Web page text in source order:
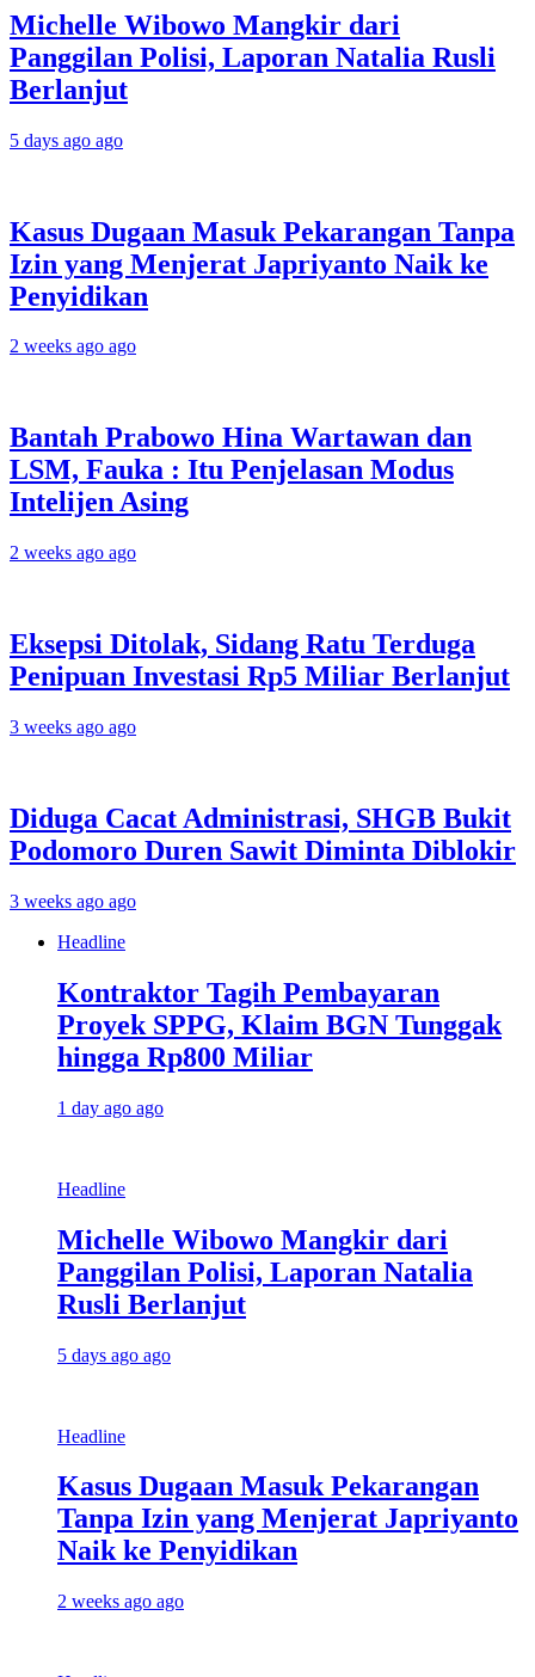
Michelle Wibowo Mangkir dari
Panggilan Polisi, Laporan Natalia Rusli
Berlanjut
5 days ago ago
Kasus Dugaan Masuk Pekarangan Tanpa
Izin yang Menjerat Japriyanto Naik ke
Penyidikan
2 weeks ago ago
Bantah Prabowo Hina Wartawan dan
LSM, Fauka : Itu Penjelasan Modus
Intelijen Asing
2 weeks ago ago
Eksepsi Ditolak, Sidang Ratu Terduga
Penipuan Investasi Rp5 Miliar Berlanjut
3 weeks ago ago
Diduga Cacat Administrasi, SHGB Bukit
Podomoro Duren Sawit Diminta Diblokir
3 weeks ago ago
Headline
Kontraktor Tagih Pembayaran
Proyek SPPG, Klaim BGN Tunggak
hingga Rp800 Miliar
1 day ago ago
Headline
Michelle Wibowo Mangkir dari
Panggilan Polisi, Laporan Natalia
Rusli Berlanjut
5 days ago ago
Headline
Kasus Dugaan Masuk Pekarangan
Tanpa Izin yang Menjerat Japriyanto
Naik ke Penyidikan
2 weeks ago ago